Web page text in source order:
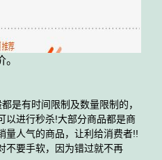
是有时间限制及数量限制的，
以进行秒杀!大部分商品都是商
量人气的商品，让利给消费者!!
不要手软，因为错过就不再